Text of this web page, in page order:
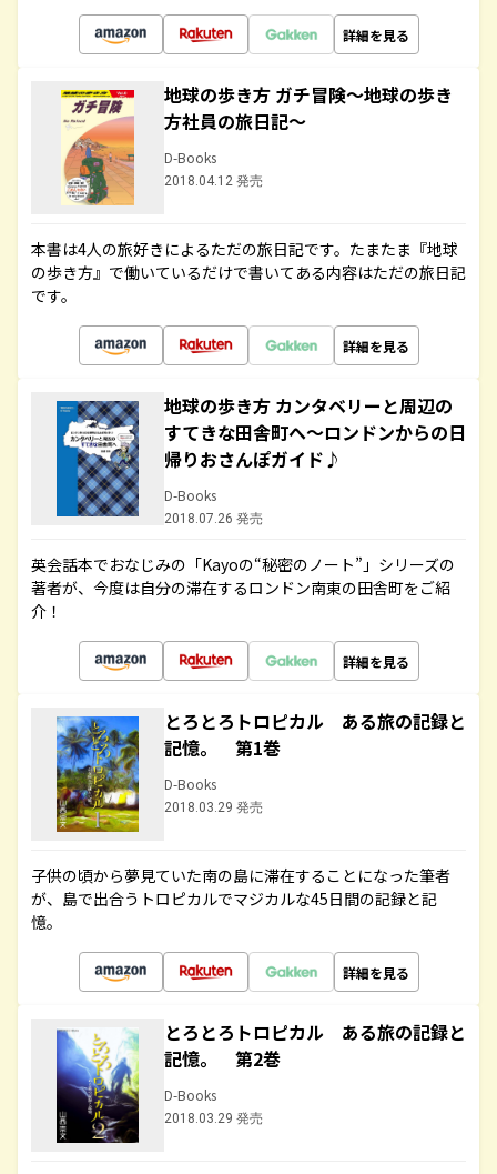
詳細を見る
地球の歩き方 ガチ冒険～地球の歩き
方社員の旅日記～
D-Books
2018.04.12 発売
本書は4人の旅好きによるただの旅日記です。たまたま『地球
の歩き方』で働いているだけで書いてある内容はただの旅日記
です。
詳細を見る
地球の歩き方 カンタベリーと周辺の
すてきな田舎町へ～ロンドンからの日
帰りおさんぽガイド♪
D-Books
2018.07.26 発売
英会話本でおなじみの「Kayoの“秘密のノート”」シリーズの
著者が、今度は自分の滞在するロンドン南東の田舎町をご紹
介！
詳細を見る
とろとろトロピカル ある旅の記録と
記憶。 第1巻
D-Books
2018.03.29 発売
子供の頃から夢見ていた南の島に滞在することになった筆者
が、島で出合うトロピカルでマジカルな45日間の記録と記
憶。
詳細を見る
とろとろトロピカル ある旅の記録と
記憶。 第2巻
D-Books
2018.03.29 発売